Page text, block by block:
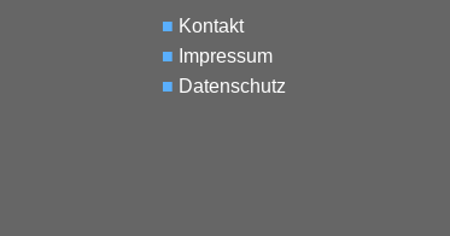
■ Kontakt
■ Impressum
■ Datenschutz